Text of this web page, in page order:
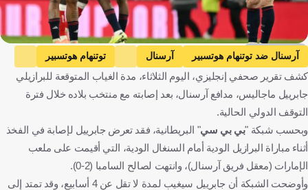
Getty Images
آرسنال ضد توتنهام هوتسبير آرسنال
توتنهام هوتسبير
الدوري الإنجليزي الممتاز
البرازيل ضد السنغال
البرازيل
السنغال
المباريات الودية البرازيل ضد تونس
تونس
جابرييل مارتينيلي
كشف تقرير صحفي إنجليزي، اليوم الثلاثاء، مدة الغياب المتوقعة للبرازيلي
جابرييل ماجاليس، مدافع آرسنال، بعد إصابته مع منتخب بلاده خلال فترة
التوقف الدولي الحالية.
وبحسب شبكة "بي بي سي" البريطانية، فقد تعرض جابرييل لإصابة في الفخذ
أثناء مباراة البرازيل الودية أمام السنغال الودية، التي أقيمت على ملعب
الإمارات (معقل فريق آرسنال)، وانتهت لصالح السامبا (2-0).
وأوضحت الشبكة أن جابرييل سيغيب لمدة لا تقل عن 4 أسابيع، وقد تمتد إلى